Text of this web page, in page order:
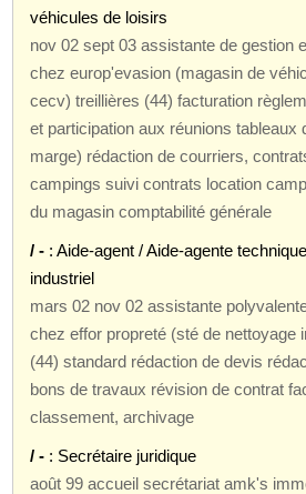
véhicules de loisirs
nov 02 sept 03 assistante de gestion
chez europ'evasion (magasin de
cecv) treillières (44) facturation
et participation aux réunions tableaux
marge) rédaction de courriers,
campings suivi contrats location
du magasin comptabilité générale
/ - : Aide-agent / Aide-agente
industriel
mars 02 nov 02 assistante
chez effor propreté (sté de nettoyage
(44) standard rédaction de devis
bons de travaux révision de contrat
classement, archivage
/ - : Secrétaire juridique
août 99 accueil secrétariat amk's